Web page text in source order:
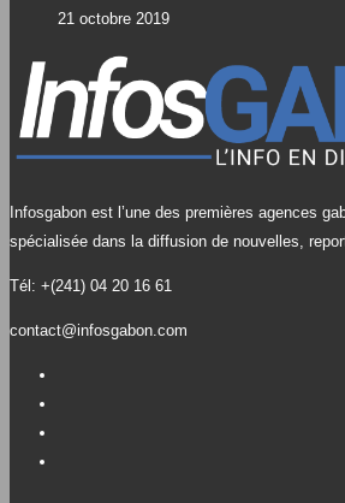
21 octobre 2019
Infosgabon est l’une des premières agences
spécialisée dans la diffusion de nouvelles,
Tél: +(241) 04 20 16 61
contact@infosgabon.com